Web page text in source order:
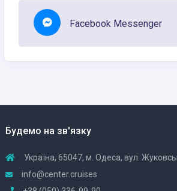
Facebook Messenger
Будемо на зв'язку
Україна, 65047, м. Одеса, вул.
info@center.cruises